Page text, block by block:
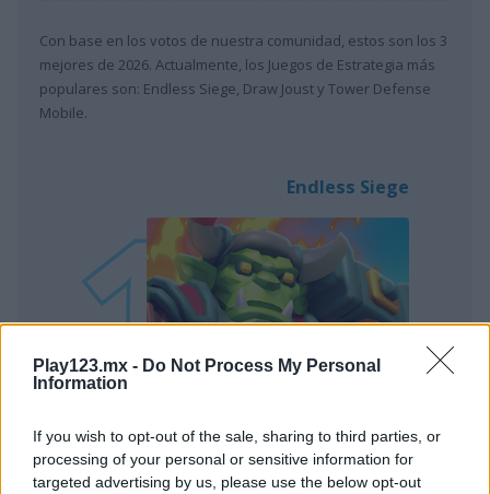
Play123.mx - Do Not Process My Personal
Information
If you wish to opt-out of the sale, sharing to third parties, or
processing of your personal or sensitive information for
targeted advertising by us, please use the below opt-out
Con base en los votos de nuestra comunidad, estos son los 3
mejores de 2026. Actualmente, los Juegos de Estrategia más
populares son: Endless Siege, Draw Joust y Tower Defense
Mobile.
Endless Siege